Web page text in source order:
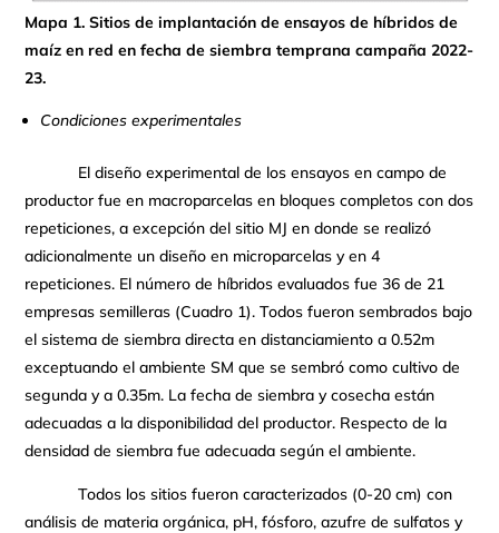
Mapa 1. Sitios de implantación de ensayos de híbridos de
maíz en red en fecha de siembra temprana campaña 2022-
23.
Condiciones experimentales
El diseño experimental de los ensayos en campo de
productor fue en macroparcelas en bloques completos con dos
repeticiones, a excepción del sitio MJ en donde se realizó
adicionalmente un diseño en microparcelas y en 4
repeticiones. El número de híbridos evaluados fue 36 de 21
empresas semilleras (Cuadro 1). Todos fueron sembrados bajo
el sistema de siembra directa en distanciamiento a 0.52m
exceptuando el ambiente SM que se sembró como cultivo de
segunda y a 0.35m. La fecha de siembra y cosecha están
adecuadas a la disponibilidad del productor. Respecto de la
densidad de siembra fue adecuada según el ambiente.
Todos los sitios fueron caracterizados (0-20 cm) con
análisis de materia orgánica, pH, fósforo, azufre de sulfatos y